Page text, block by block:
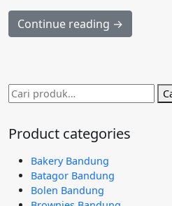
Continue reading →
Pencarian
untuk:
Product categories
Bakery Bandung
Batagor Bandung
Bolen Bandung